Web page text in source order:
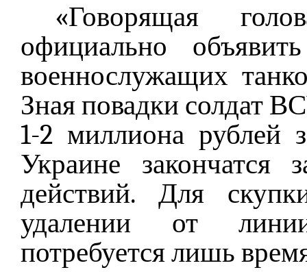
«Говорящая
официально
военнослужащих
Зная повадки солдат
1-2 миллиона рублей
Украине
действий. Для
удалении от
потребуется лишь